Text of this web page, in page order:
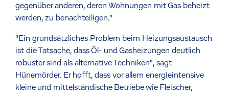
gegenüber anderen, deren Wohnungen mit Gas beheizt
werden, zu benachteiligen."
"Ein grundsätzliches Problem beim Heizungsaustausch
ist die Tatsache, dass Öl- und Gasheizungen deutlich
robuster sind als alternative Techniken", sagt
Hünemörder. Er hofft, dass vor allem energieintensive
kleine und mittelständische Betriebe wie Fleischer,